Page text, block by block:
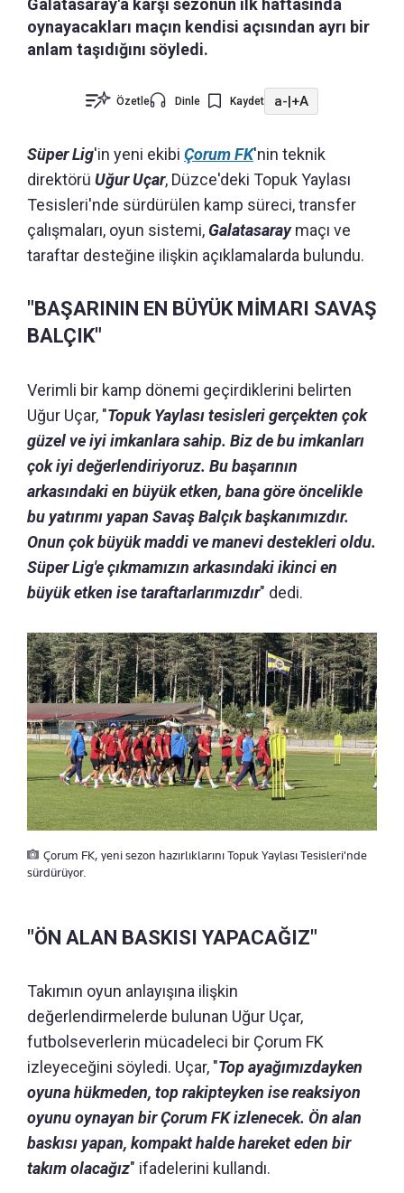
Galatasaray'a karşı sezonun ilk haftasında
oynayacakları maçın kendisi açısından ayrı bir
anlam taşıdığını söyledi.
Özetle Dinle Kaydet a-|+A
Süper Lig'in yeni ekibi Çorum FK'nin teknik
direktörü Uğur Uçar, Düzce'deki Topuk Yaylası
Tesisleri'nde sürdürülen kamp süreci, transfer
çalışmaları, oyun sistemi, Galatasaraymaçı ve
taraftar desteğine ilişkin açıklamalarda bulundu.
"BAŞARININ EN BÜYÜK MİMARI SAVAŞ
BALÇIK"
Verimli bir kamp dönemi geçirdiklerini belirten
Uğur Uçar, "Topuk Yaylası tesisleri gerçekten çok
güzel ve iyi imkanlara sahip. Biz de bu imkanları
çok iyi değerlendiriyoruz. Bu başarının
arkasındaki en büyük etken, bana göre öncelikle
bu yatırımı yapan Savaş Balçık başkanımızdır.
Onun çok büyük maddi ve manevi destekleri oldu.
Süper Lig'e çıkmamızın arkasındaki ikinci en
büyük etken ise taraftarlarımızdır" dedi.
Çorum FK, yeni sezon hazırlıklarını Topuk Yaylası Tesisleri'nde
sürdürüyor.
"ÖN ALAN BASKISI YAPACAĞIZ"
Takımın oyun anlayışına ilişkin
değerlendirmelerde bulunan Uğur Uçar,
futbolseverlerin mücadeleci bir Çorum FK
izleyeceğini söyledi. Uçar, "Top ayağımızdayken
oyuna hükmeden, top rakipteyken ise reaksiyon
oyunu oynayan bir Çorum FK izlenecek. Ön alan
baskısı yapan, kompakt halde hareket eden bir
takım olacağız" ifadelerini kullandı.